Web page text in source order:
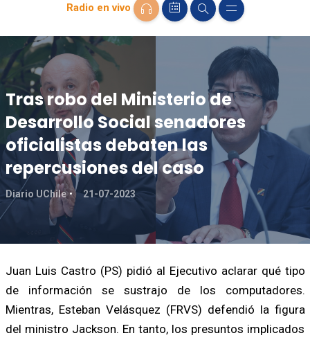
Radio en vivo
Tras robo del Ministerio de
Desarrollo Social senadores
oficialistas debaten las
repercusiones del caso
Diario UChile 21-07-2023
Juan Luis Castro (PS) pidió al Ejecutivo aclarar qué tipo
de información se sustrajo de los computadores.
Mientras, Esteban Velásquez (FRVS) defendió la figura
del ministro Jackson. En tanto, los presuntos implicados